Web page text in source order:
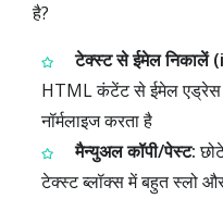
है?
टेक्स्ट से ईमेल निकालें
HTML कंटेंट से ईमेल एड्रेस
नॉर्मलाइज करता है
मैन्युअल कॉपी/पेस्ट:
टेक्स्ट ब्लॉक्स में बहुत स्लो और